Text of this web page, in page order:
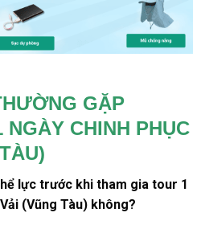
GẶP
NGÀY CHINH PHỤC
lực trước khi tham gia tour 1
(Vũng Tàu) không?